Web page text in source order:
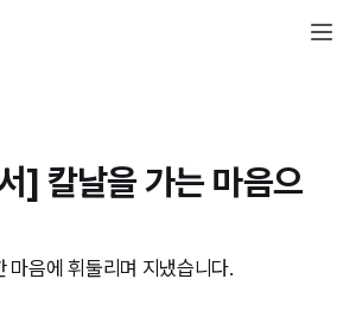
] 칼날을 가는 마음으
마음에 휘둘리며 지냈습니다.